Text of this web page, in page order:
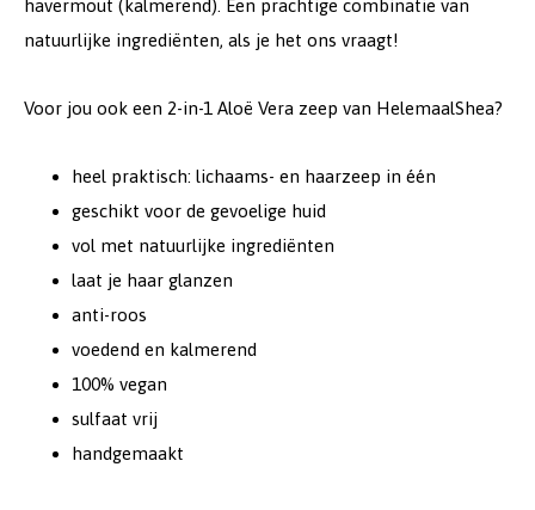
havermout (kalmerend). Een prachtige combinatie van
natuurlijke ingrediënten, als je het ons vraagt!
Voor jou ook een 2-in-1 Aloë Vera zeep van HelemaalShea?
heel praktisch: lichaams- en haarzeep in één
geschikt voor de gevoelige huid
vol met natuurlijke ingrediënten
laat je haar glanzen
anti-roos
voedend en kalmerend
100% vegan
sulfaat vrij
handgemaakt